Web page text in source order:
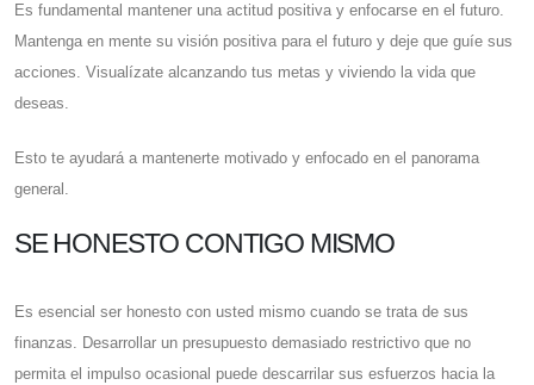
Es fundamental mantener una actitud positiva y enfocarse en el futuro.
Mantenga en mente su visión positiva para el futuro y deje que guíe sus
acciones. Visualízate alcanzando tus metas y viviendo la vida que
deseas.
Esto te ayudará a mantenerte motivado y enfocado en el panorama
general.
SE HONESTO CONTIGO MISMO
Es esencial ser honesto con usted mismo cuando se trata de sus
finanzas. Desarrollar un presupuesto demasiado restrictivo que no
permita el impulso ocasional puede descarrilar sus esfuerzos hacia la